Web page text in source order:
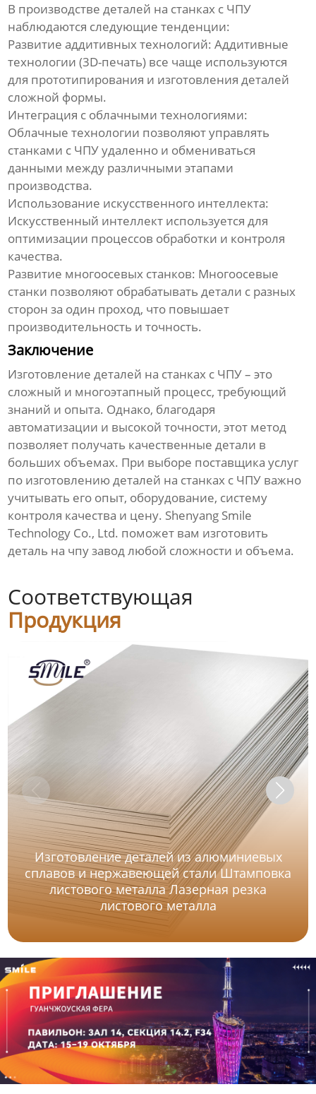
В производстве деталей на станках с ЧПУ
наблюдаются следующие тенденции:
Развитие аддитивных технологий: Аддитивные
технологии (3D-печать) все чаще используются
для прототипирования и изготовления деталей
сложной формы.
Интеграция с облачными технологиями:
Облачные технологии позволяют управлять
станками с ЧПУ удаленно и обмениваться
данными между различными этапами
производства.
Использование искусственного интеллекта:
Искусственный интеллект используется для
оптимизации процессов обработки и контроля
качества.
Развитие многоосевых станков: Многоосевые
станки позволяют обрабатывать детали с разных
сторон за один проход, что повышает
производительность и точность.
Заключение
Изготовление деталей на станках с ЧПУ – это
сложный и многоэтапный процесс, требующий
знаний и опыта. Однако, благодаря
автоматизации и высокой точности, этот метод
позволяет получать качественные детали в
больших объемах. При выборе поставщика услуг
по изготовлению деталей на станках с ЧПУ важно
учитывать его опыт, оборудование, систему
контроля качества и цену. Shenyang Smile
Technology Co., Ltd. поможет вам изготовить
деталь на чпу заводлюбой сложности и объема.
Соответствующая
Продукция
Изготовление деталей из алюминиевых
сплавов и нержавеющей стали Штамповка
листового металла Лазерная резка
листового металла